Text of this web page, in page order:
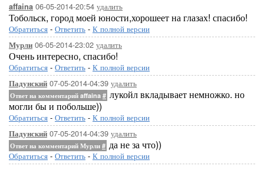
affaina 06-05-2014-20:54 удалить
Тобольск, город моей юности,хорошеет на глазах! спасибо!
Обратиться - Ответить - К полной версии
Мурли 06-05-2014-23:02 удалить
Очень интересно, спасибо!
Обратиться - Ответить - К полной версии
Падунский 07-05-2014-04:39 удалить
Ответ на комментарий affaina # лукойл вкладывает немножко. но
могли бы и побольше))
Обратиться - Ответить - К полной версии
Падунский 07-05-2014-04:39 удалить
Ответ на комментарий Мурли # да не за что))
Обратиться - Ответить - К полной версии